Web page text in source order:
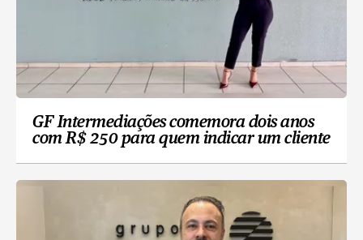
GF Intermediações comemora dois anos
com R$ 250 para quem indicar um cliente